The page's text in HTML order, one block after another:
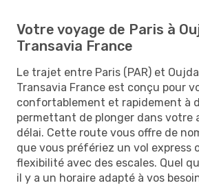
Votre voyage de Paris à
Transavia France
Le trajet entre Paris (PAR) et
Transavia France est conçu pour
confortablement et rapidement à
permettant de plonger dans votre
délai. Cette route vous offre de
que vous préfériez un vol express
flexibilité avec des escales. Quel
il y a un horaire adapté à vos